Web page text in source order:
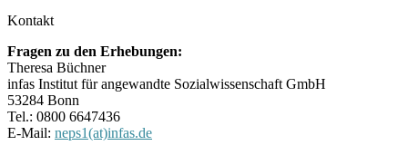
Kontakt
Fragen zu den Erhebungen:
Theresa Büchner
infas Institut für angewandte Sozialwissenschaft GmbH
53284 Bonn
Tel.: 0800 6647436
E-Mail: neps1(at)infas.de